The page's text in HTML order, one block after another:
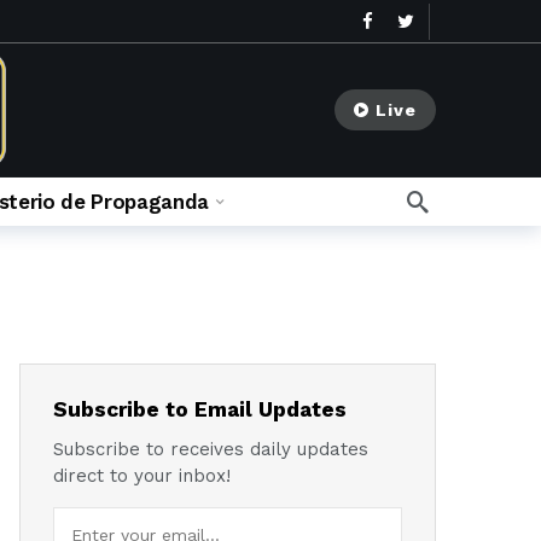
ago
Live
de Propaganda
Subscribe to Email Updates
Subscribe to receives daily updates
direct to your inbox!